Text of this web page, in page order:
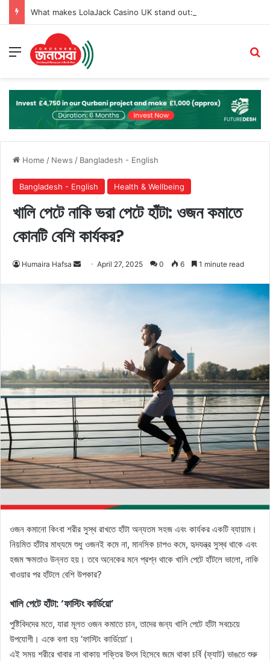
Menu
Home / News / Bangladesh - English
Bangladesh - English Health & Wellbeing
খালি পেটে নাকি ভরা পেটে হাঁটা: ওজন কমাতে
কোনটি বেশি কার্যকর?
Humaira Hafsa
SendApril 27, 2025 0 6 1 minute read
ওজন কমানো কিংবা শরীর সুস্থ রাখতে হাঁটা অন্যতম সহজ এবং কার্যকর একটি ব্যায়াম।
নিয়মিত হাঁটার মাধ্যমে শুধু ওজনই কমে না, মানসিক চাপও কমে, হৃদযন্ত্র সুস্থ থাকে এবং
হজম ক্ষমতাও উন্নত হয়। তবে অনেকের মনে প্রশ্ন থাকে খালি পেটে হাঁটলে ভালো, নাকি
খাওয়ার পর হাঁটলে বেশি উপকার?
খালি পেটে হাঁটা: ‘ফাস্টিং কার্ডিয়ো’
পুষ্টিবিদদের মতে, যারা মূলত ওজন কমাতে চান, তাদের জন্য খালি পেটে হাঁটা সবচেয়ে
উপযোগী। একে বলা হয় ‘ফাস্টিং কার্ডিয়ো’।
এই সময় শরীরে খাবার না থাকায় শক্তির উৎস হিসেবে জমে থাকা চর্বি (ফ্যাট) ভাঙতে শুরু